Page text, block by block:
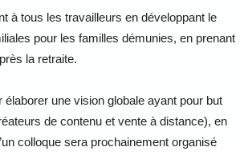
à tous les travailleurs en développant le
pour les familles démunies, en prenant
la retraite.
une vision globale ayant pour but
de contenu et vente à distance), en
colloque sera prochainement organisé